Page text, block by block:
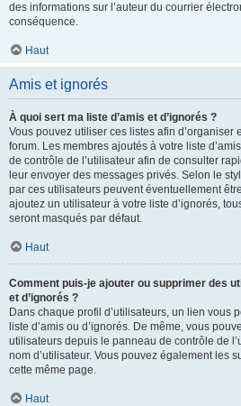
des informations sur l’auteur du courrier
conséquence.
Haut
Amis et ignorés
À quoi sert ma liste d’amis et d’ignorés ?
Vous pouvez utiliser ces listes afin d’organiser
forum. Les membres ajoutés à votre liste
de contrôle de l’utilisateur afin de consulter
leur envoyer des messages privés. Selon le
par ces utilisateurs peuvent éventuellement
ajoutez un utilisateur à votre liste d’ignorés,
seront masqués par défaut.
Haut
Comment puis-je ajouter ou supprimer des
et d’ignorés ?
Dans chaque profil d’utilisateurs, un lien vous
liste d’amis ou d’ignorés. De même, vous
utilisateurs depuis le panneau de contrôle de
nom d’utilisateur. Vous pouvez également les
cette même page.
Haut